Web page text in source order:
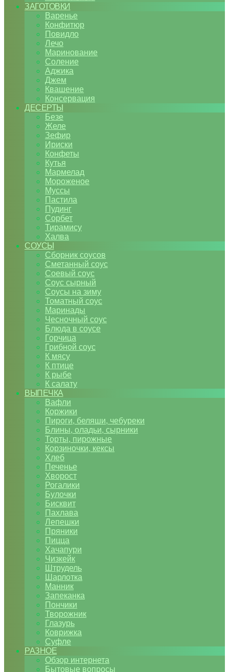
ЗАГОТОВКИ
Варенье
Конфитюр
Повидло
Лечо
Маринование
Соление
Аджика
Джем
Квашение
Консервация
ДЕСЕРТЫ
Безе
Желе
Зефир
Ириски
Конфеты
Кутья
Мармелад
Мороженое
Муссы
Пастила
Пудинг
Сорбет
Тирамису
Халва
СОУСЫ
Сборник соусов
Сметанный соус
Соевый соус
Соус сырный
Соусы на зиму
Томатный соус
Маринады
Чесночный соус
Блюда в соусе
Горчица
Грибной соус
К мясу
К птице
К рыбе
К салату
ВЫПЕЧКА
Вафли
Коржики
Пироги, беляши, чебуреки
Блины, оладьи, сырники
Торты, пирожные
Корзиночки, кексы
Хлеб
Печенье
Хворост
Рогалики
Булочки
Бисквит
Пахлава
Лепешки
Пряники
Пицца
Хачапури
Чизкейк
Штрудель
Шарлотка
Манник
Запеканка
Пончики
Творожник
Глазурь
Коврижка
Суфле
РАЗНОЕ
Обзор интернета
Бытовые вопросы